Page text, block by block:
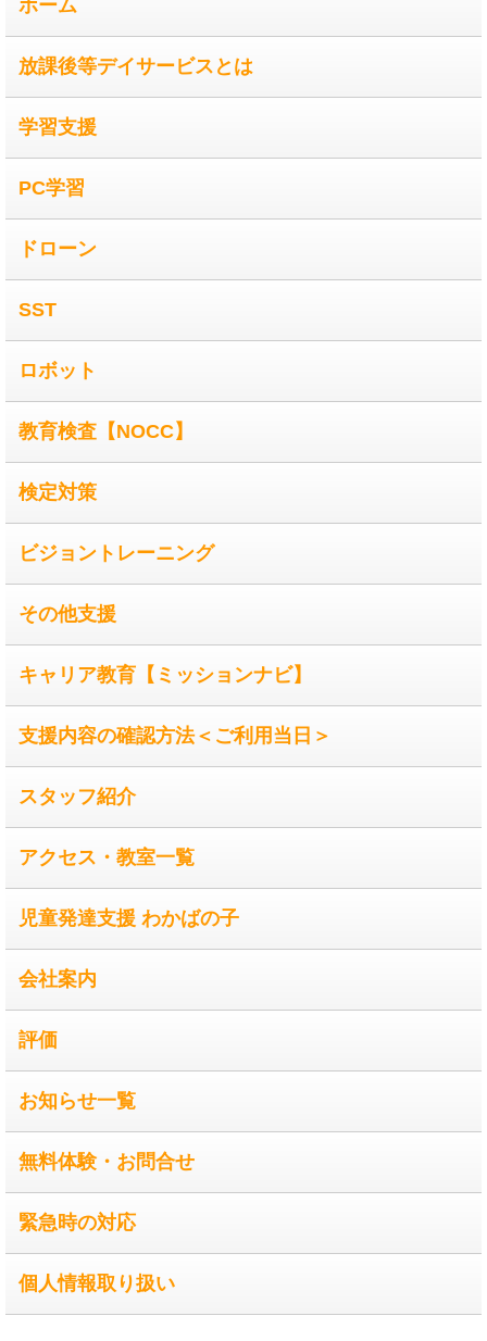
ホーム
放課後等デイサービスとは
学習支援
PC学習
ドローン
SST
ロボット
教育検査【NOCC】
検定対策
ビジョントレーニング
その他支援
キャリア教育【ミッションナビ】
支援内容の確認方法＜ご利用当日＞
スタッフ紹介
アクセス・教室一覧
児童発達支援 わかばの子
会社案内
評価
お知らせ一覧
無料体験・お問合せ
緊急時の対応
個人情報取り扱い